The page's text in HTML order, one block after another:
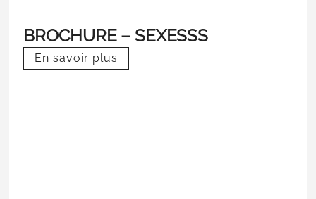
BROCHURE – SEXESSS
En savoir plus